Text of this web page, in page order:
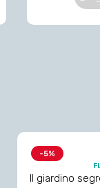
-5%
Il giardino